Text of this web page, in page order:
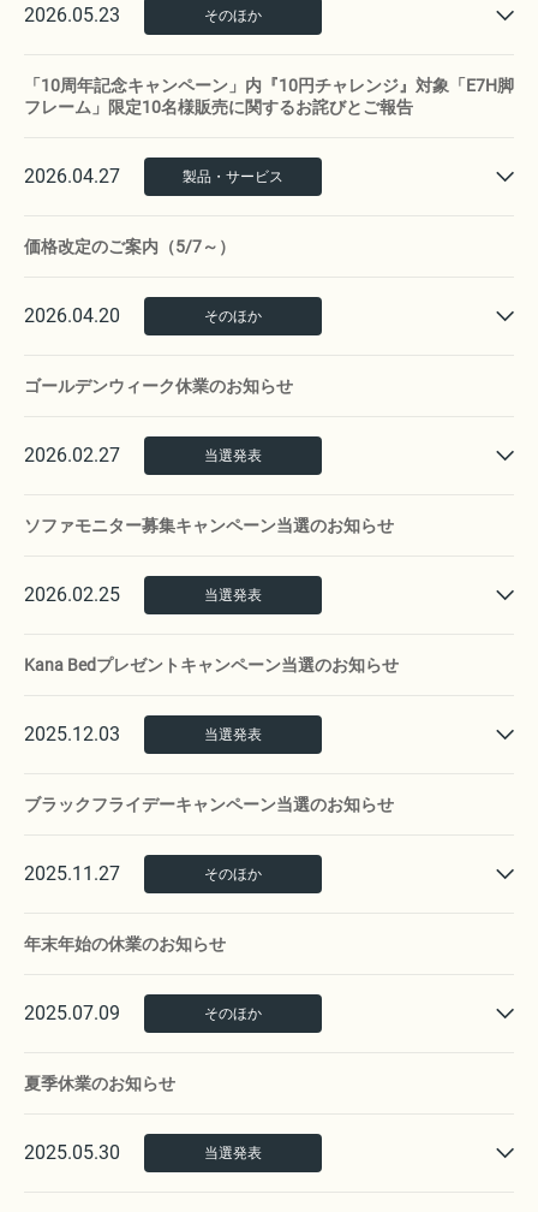
2026.05.23 そのほか
「10周年記念キャンペーン」内『10円チャレンジ』対象「E7H脚
フレーム」限定10名様販売に関するお詫びとご報告
2026.04.27 製品・サービス
価格改定のご案内（5/7～）
2026.04.20 そのほか
ゴールデンウィーク休業のお知らせ
2026.02.27 当選発表
ソファモニター募集キャンペーン当選のお知らせ
2026.02.25 当選発表
Kana Bedプレゼントキャンペーン当選のお知らせ
2025.12.03 当選発表
ブラックフライデーキャンペーン当選のお知らせ
2025.11.27 そのほか
年末年始の休業のお知らせ
2025.07.09 そのほか
夏季休業のお知らせ
2025.05.30 当選発表